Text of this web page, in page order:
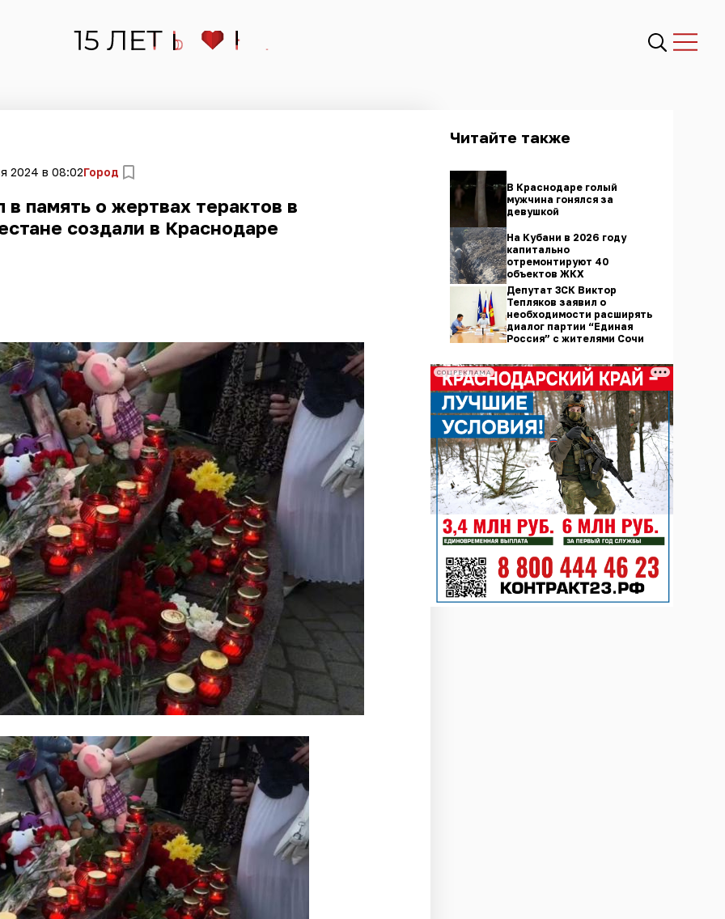
2024 в 08:02Город
память о жертвах терактов в
создали в Краснодаре
Читайте также
В Краснодаре голый
мужчина гонялся за
девушкой
На Кубани в 2026 году
капитально
отремонтируют 40
объектов ЖКХ
Депутат ЗСК Виктор
Тепляков заявил о
необходимости расширять
диалог партии “Единая
Россия” с жителями Сочи
СОЦРЕКЛАМА